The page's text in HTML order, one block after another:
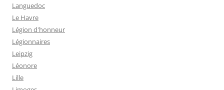
Languedoc
Le Havre
Légion d'honneur
Légionnaires
Leipzig
Léonore
Lille